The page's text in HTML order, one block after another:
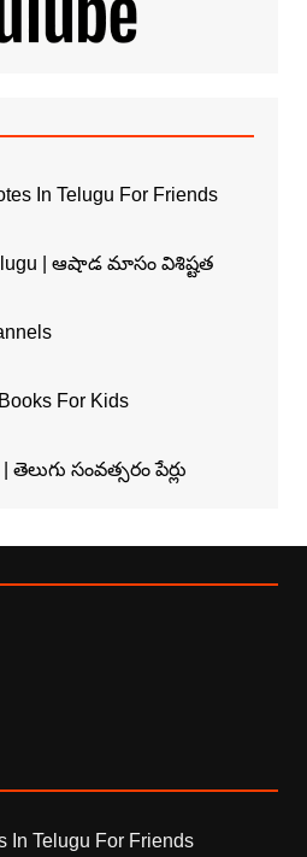
In Telugu For Friends
| ఆషాడ మాసం విశిష్టత
For Kids
తెలుగు సంవత్సరం పేర్లు
Telugu For Friends